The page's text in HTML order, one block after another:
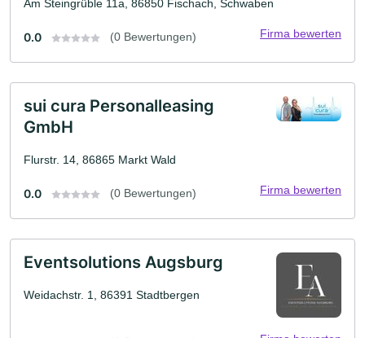
Am Steingrüble 11a, 86850 Fischach, Schwaben
0.0 (0 Bewertungen) Firma bewerten
sui cura Personalleasing
GmbH
Flurstr. 14, 86865 Markt Wald
0.0 (0 Bewertungen) Firma bewerten
Eventsolutions Augsburg
Weidachstr. 1, 86391 Stadtbergen